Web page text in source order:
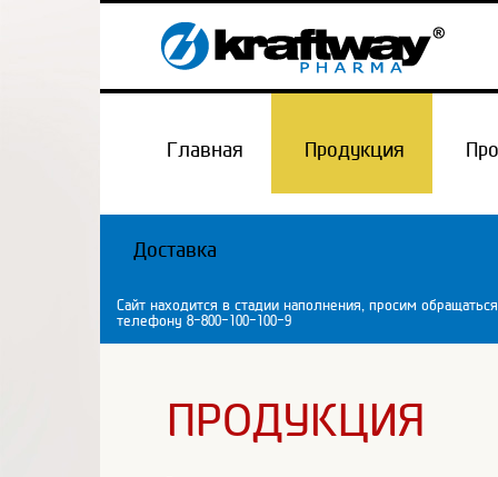
Главная Продукция
Доставка
Сайт находится в стадии наполнения, просим
телефону 8-800-100-100-9
ПРОДУКЦИЯ